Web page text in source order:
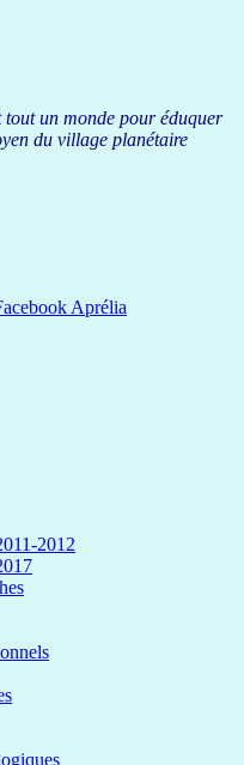
tout un monde pour éduquer
du village planétaire
Aprélia
2012